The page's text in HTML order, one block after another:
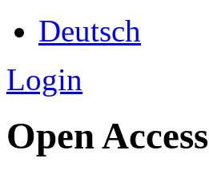
Deutsch
Login
Open Access